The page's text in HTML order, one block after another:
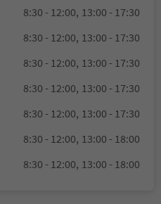
8:30 - 12:00, 13:00 - 17:30
8:30 - 12:00, 13:00 - 17:30
8:30 - 12:00, 13:00 - 17:30
8:30 - 12:00, 13:00 - 17:30
8:30 - 12:00, 13:00 - 17:30
8:30 - 12:00, 13:00 - 18:00
8:30 - 12:00, 13:00 - 18:00